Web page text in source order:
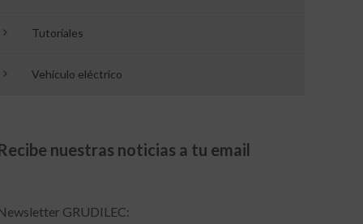
Tutoriales
Vehículo eléctrico
nuestras noticias a tu email
GRUDILEC: